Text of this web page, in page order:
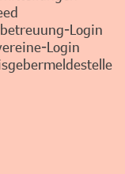
Login
Login